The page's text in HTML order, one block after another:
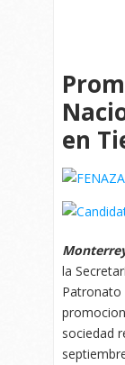
en
la
Patronato
sociedad